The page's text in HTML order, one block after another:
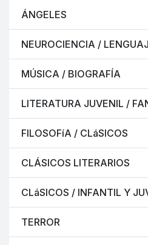
ÁNGELES
NEUROCIENCIA /
MÚSICA / BIOGRAFÍA
LITERATURA JUVENIL /
FILOSOFíA / CLáSICOS
CLÁSICOS LITERARIOS
CLáSICOS / INFANTIL Y
TERROR